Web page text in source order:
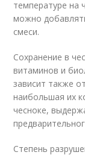
температуре на
можно
смеси.
Сохранение в
витаминов и
зависит также
наибольшая их
чесноке,
Степень